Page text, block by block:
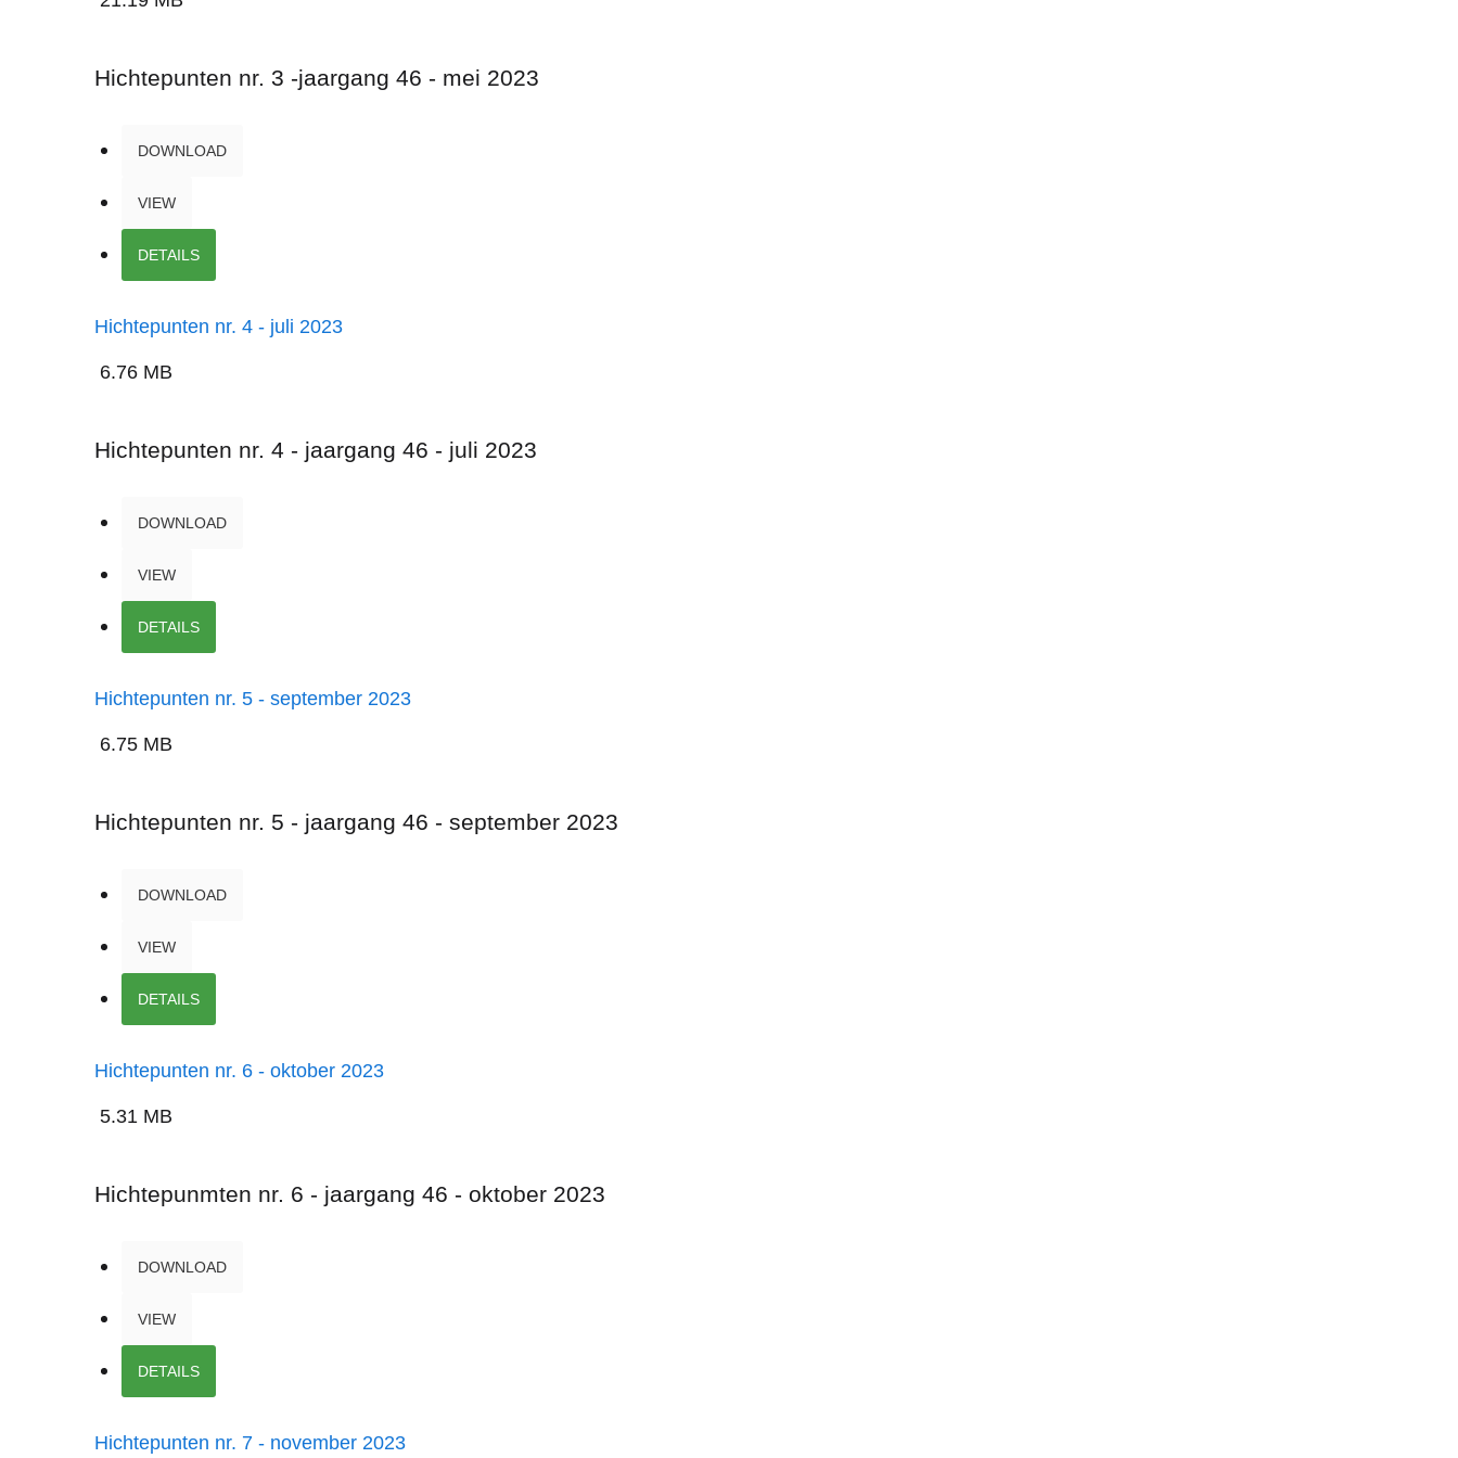
Hichtepunten nr. 3 -jaargang 46 - mei 2023
DOWNLOAD
VIEW
DETAILS
Hichtepunten nr. 4 - juli 2023
6.76 MB
Hichtepunten nr. 4 - jaargang 46 - juli 2023
DOWNLOAD
VIEW
DETAILS
Hichtepunten nr. 5 - september 2023
6.75 MB
Hichtepunten nr. 5 - jaargang 46 - september 2023
DOWNLOAD
VIEW
DETAILS
Hichtepunten nr. 6 - oktober 2023
5.31 MB
Hichtepunmten nr. 6 - jaargang 46 - oktober 2023
DOWNLOAD
VIEW
DETAILS
Hichtepunten nr. 7 - november 2023